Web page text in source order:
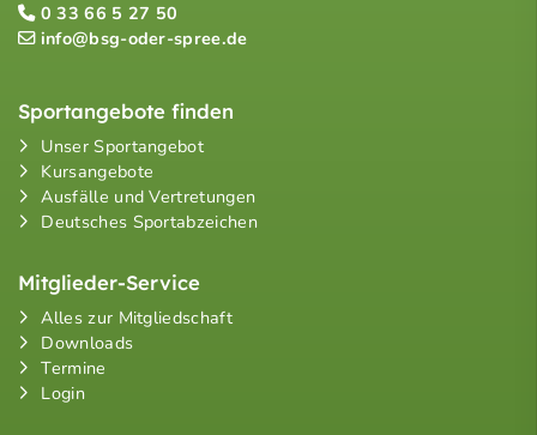
0 33 66 5 27 50
info@bsg-oder-spree.de
Sportangebote finden
Unser Sportangebot
Kursangebote
Ausfälle und Vertretungen
Deutsches Sportabzeichen
Mitglieder-Service
Alles zur Mitgliedschaft
Downloads
Termine
Login